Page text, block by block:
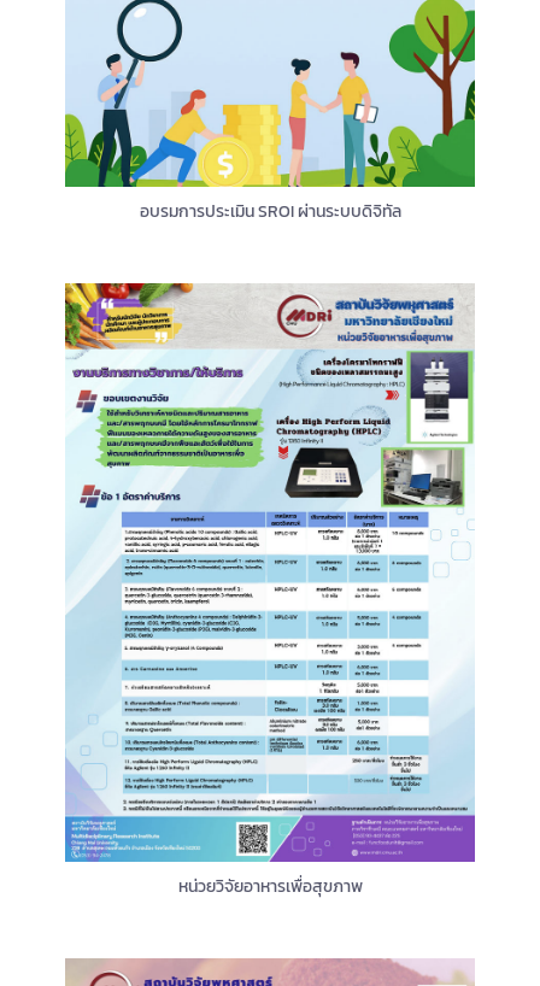
อบรมการประเมิน SROI ผ่านระบบดิจิทัล
หน่วยวิจัยอาหารเพื่อสุขภาพ